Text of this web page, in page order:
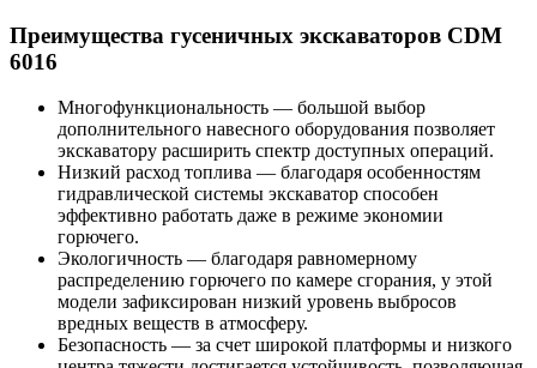
Преимущества гусеничных экскаваторов CDM
6016
Многофункциональность — большой выбор
дополнительного навесного оборудования позволяет
экскаватору расширить спектр доступных операций.
Низкий расход топлива — благодаря особенностям
гидравлической системы экскаватор способен
эффективно работать даже в режиме экономии
горючего.
Экологичность — благодаря равномерному
распределению горючего по камере сгорания, у этой
модели зафиксирован низкий уровень выбросов
вредных веществ в атмосферу.
Безопасность — за счет широкой платформы и низкого